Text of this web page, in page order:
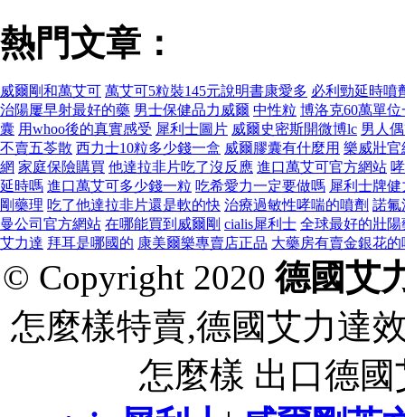
熱門文章：
威爾剛和萬艾可 萬艾可5粒裝145元說明書康愛多 必利勁延時噴
治陽屢早射最好的藥 男士保健品力威爾 中性粒 博洛克60萬單
囊 用whoo後的真實感受 犀利士圖片 威爾史密斯開微博lc 男人
不賣五苓散 西力士10粒多少錢一盒 威爾膠囊有什麼用 樂威壯官
網 家庭保險購買 他達拉非片吃了沒反應 進口萬艾可官方網站
延時嗎 進口萬艾可多少錢一粒 吃希愛力一定要做嗎 犀利士牌
剛藥理 吃了他達拉非片還是軟的快 治療過敏性哮喘的噴劑 諾氟
曼公司官方網站 在哪能買到威爾剛 cialis犀利士 全球最好的壯陽
艾力達 拜耳是哪國的 康美爾樂專賣店正品 大藥房有賣金銀花的
© Copyright 2020德國艾
怎麼樣特賣,德國艾力達
怎麼樣 出口德